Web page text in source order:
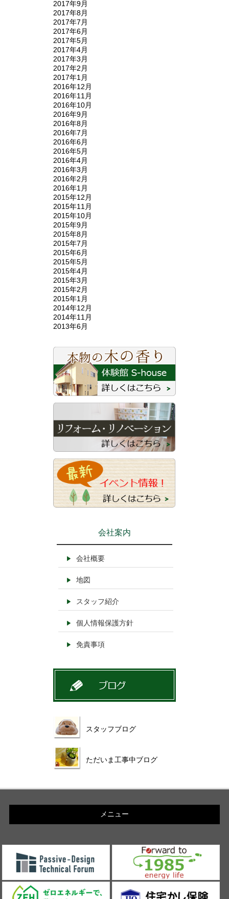
2017年9月
2017年8月
2017年7月
2017年6月
2017年5月
2017年4月
2017年3月
2017年2月
2017年1月
2016年12月
2016年11月
2016年10月
2016年9月
2016年8月
2016年7月
2016年6月
2016年5月
2016年4月
2016年3月
2016年2月
2016年1月
2015年12月
2015年11月
2015年10月
2015年9月
2015年8月
2015年7月
2015年6月
2015年5月
2015年4月
2015年3月
2015年2月
2015年1月
2014年12月
2014年11月
2013年6月
会社案内
会社概要
地図
スタッフ紹介
個人情報保護方針
免責事項
スタッフブログ
ただいま工事中ブログ
メニュー